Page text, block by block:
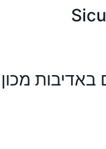
באדיבות מכון